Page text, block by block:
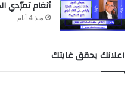
أنغام تمرّدي
منذ 4 أيام
اعلانك يحقق غايتك